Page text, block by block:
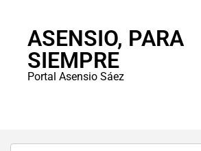
ASENSIO, PARA
SIEMPRE
Portal Asensio Sáez